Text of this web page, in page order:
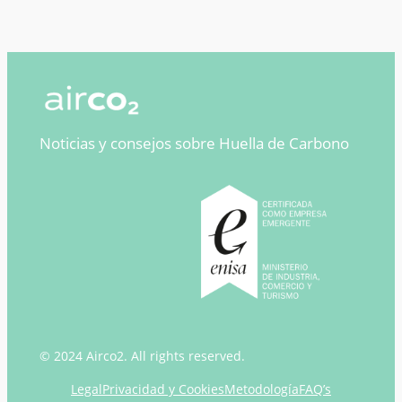
2026:
competitividad
Noticias y consejos sobre Huella de Carbono
© 2024 Airco2. All rights reserved.
LegalPrivacidad y CookiesMetodologíaFAQ’s